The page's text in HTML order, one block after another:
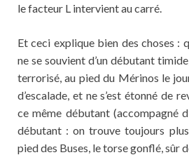
le facteur L intervient au carré.
Et ceci explique bien des choses :
ne se souvient d’un débutant
terrorisé, au pied du Mérinos le
d’escalade, et ne s’est étonné de
ce même débutant (accompagné
débutant : on trouve toujours
pied des Buses, le torse gonflé, sûr